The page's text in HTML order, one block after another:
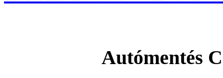
Autómentés